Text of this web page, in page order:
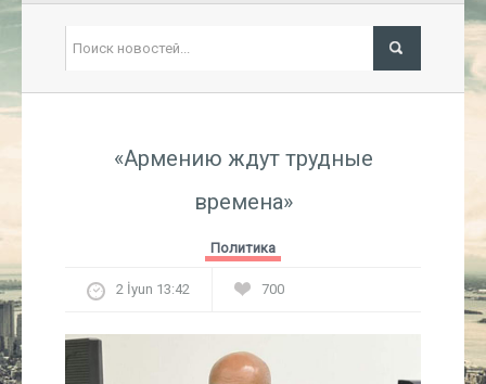
Экономика
Культура
«Армению ждут трудные
времена»
Политика
2 İyun 13:42 700